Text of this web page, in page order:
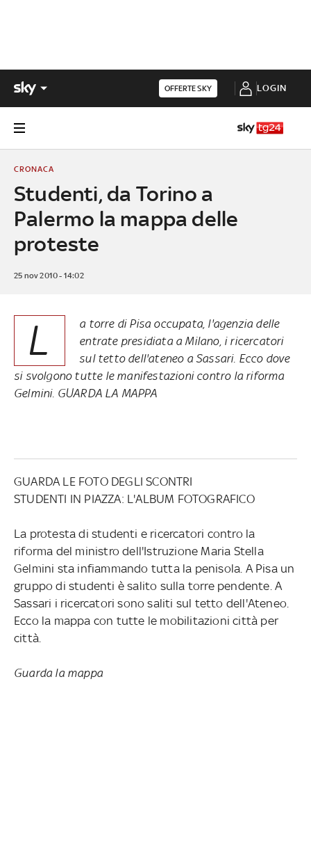
OFFERTE SKY LOGIN
Studenti, da Torino a
Palermo la mappa delle
proteste
CRONACA
25 nov 2010 - 14:02
L
a torre di Pisa occupata, l'agenzia delle
entrate presidiata a Milano, i ricercatori
sul tetto dell'ateneo a Sassari. Ecco dove
si svolgono tutte le manifestazioni contro la riforma
Gelmini. GUARDA LA MAPPA
GUARDA LE FOTO DEGLI SCONTRI
STUDENTI IN PIAZZA: L'ALBUM FOTOGRAFICO
La protesta di studenti e ricercatori contro la
riforma del ministro dell'Istruzione Maria Stella
Gelmini sta infiammando tutta la penisola. A Pisa un
gruppo di studenti è salito sulla torre pendente. A
Sassari i ricercatori sono saliti sul tetto dell'Ateneo.
Ecco la mappa con tutte le mobilitazioni città per
città.
Guarda la mappa